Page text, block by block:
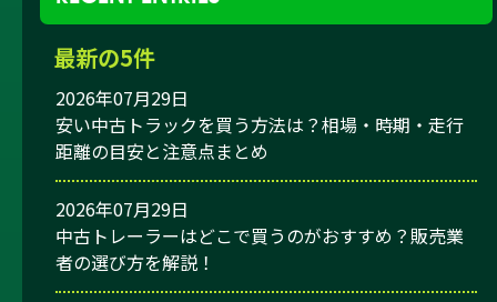
最新の5件
2026年07月29日
安い中古トラックを買う方法は？相場・時期・走行
距離の目安と注意点まとめ
2026年07月29日
中古トレーラーはどこで買うのがおすすめ？販売業
者の選び方を解説！